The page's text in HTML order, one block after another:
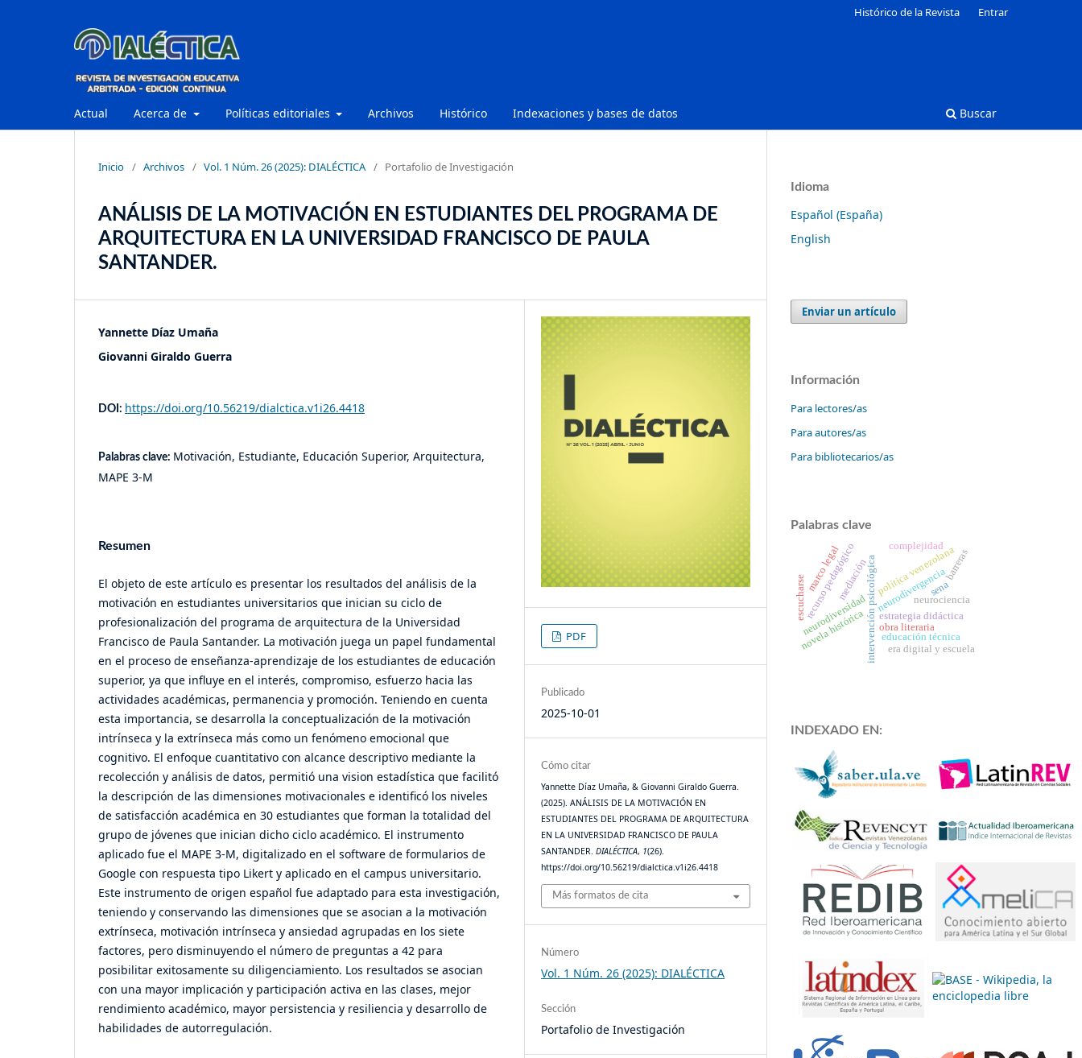
Actual Acerca de Políticas editoriales Archivos Histórico Indexaciones y bases de datos Buscar
Histórico de la Revista Entrar
Inicio / Archivos / Vol. 1 Núm. 26 (2025): DIALÉCTICA / Portafolio de Investigación
ANÁLISIS DE LA MOTIVACIÓN EN ESTUDIANTES DEL PROGRAMA DE
ARQUITECTURA EN LA UNIVERSIDAD FRANCISCO DE PAULA
SANTANDER.
Yannette Díaz Umaña
Giovanni Giraldo Guerra
DOI: https://doi.org/10.56219/dialctica.v1i26.4418
Palabras clave: Motivación, Estudiante, Educación Superior, Arquitectura,
MAPE 3-M
Resumen
El objeto de este artículo es presentar los resultados del análisis de la
motivación en estudiantes universitarios que inician su ciclo de
profesionalización del programa de arquitectura de la Universidad
Francisco de Paula Santander. La motivación juega un papel fundamental
en el proceso de enseñanza-aprendizaje de los estudiantes de educación
superior, ya que influye en el interés, compromiso, esfuerzo hacia las
actividades académicas, permanencia y promoción. Teniendo en cuenta
esta importancia, se desarrolla la conceptualización de la motivación
intrínseca y la extrínseca más como un fenómeno emocional que
cognitivo. El enfoque cuantitativo con alcance descriptivo mediante la
recolección y análisis de datos, permitió una vision estadística que facilitó
la descripción de las dimensiones motivacionales e identificó los niveles
de satisfacción académica en 30 estudiantes que forman la totalidad del
grupo de jóvenes que inician dicho ciclo académico. El instrumento
aplicado fue el MAPE 3-M, digitalizado en el software de formularios de
Google con respuesta tipo Likert y aplicado en el campus universitario.
Este instrumento de origen español fue adaptado para esta investigación,
teniendo y conservando las dimensiones que se asocian a la motivación
extrínseca, motivación intrínseca y ansiedad agrupadas en los siete
factores, pero disminuyendo el número de preguntas a 42 para
posibilitar exitosamente su diligenciamiento. Los resultados se asocian
con una mayor implicación y participación activa en las clases, mejor
rendimiento académico, mayor persistencia y resiliencia y desarrollo de
habilidades de autorregulación.
PDF
Publicado
2025-10-01
Cómo citar
Yannette Díaz Umaña, & Giovanni Giraldo Guerra.
(2025). ANÁLISIS DE LA MOTIVACIÓN EN
ESTUDIANTES DEL PROGRAMA DE ARQUITECTURA
EN LA UNIVERSIDAD FRANCISCO DE PAULA
SANTANDER.DIALÉCTICA, 1(26).
https://doi.org/10.56219/dialctica.v1i26.4418
Más formatos de cita
Número
Vol. 1 Núm. 26 (2025): DIALÉCTICA
Sección
Portafolio de Investigación
Idioma
Español (España)
English
Enviar un artículo
Información
Para lectores/as
Para autores/as
Para bibliotecarios/as
Palabras clave
intervención psicológicapolítica venezolana
neurodivergencia
neurodiversidad neurociencia
mediación
recurso pedagógico estrategia didáctica
novela histórica obra literaria
complejidad
sena
educación técnica
marco legal barreras
era digital y escuela
escucharse
INDEXADO EN: